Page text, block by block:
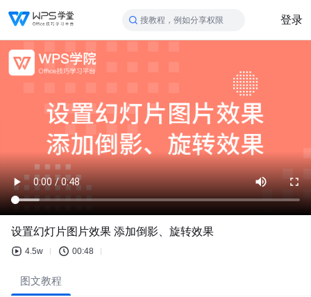
搜教程，例如分享权限 登录
设置幻灯片图片效果 添加倒影、旋转效果
4.5w 00:48
图文教程